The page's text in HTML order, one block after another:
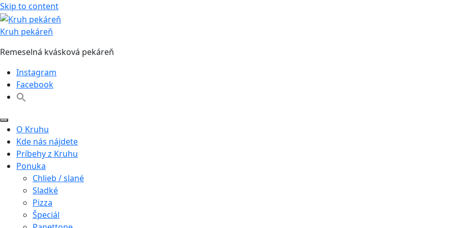
Skip to content
Kruh pekáreň
Remeselná kvásková pekáreň
Instagram
Facebook
O Kruhu
Kde nás nájdete
Príbehy z Kruhu
Ponuka
Chlieb / slané
Sladké
Pizza
Špeciál